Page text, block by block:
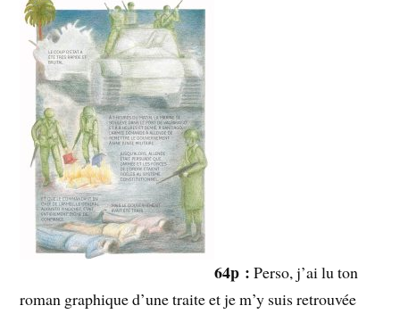
64p : Perso, j’ai lu ton
roman graphique d’une traite et je m’y suis retrouvée